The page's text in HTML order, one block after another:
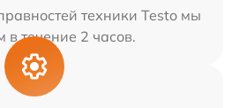
техники Testo мы
в течение 2 часов.